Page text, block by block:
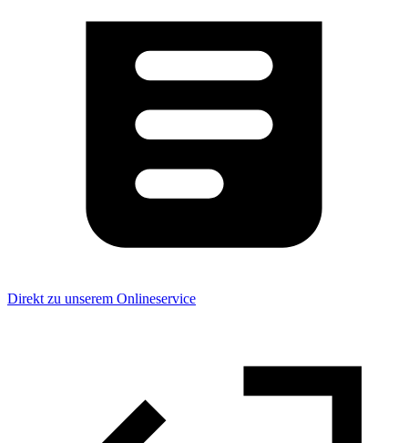
Direkt zu unserem Onlineservice